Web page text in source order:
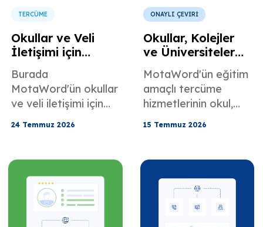
TERCÜME
Okullar ve Veli
İletişimi için
Tercümanlık
Hizmetleri
Burada
MotaWord'ün okullar
ve veli iletişimi için
öğrenebilirsiniz.
24 Temmuz 2026
ONAYLI ÇEVİRİ
Okullar, Kolejler
ve Üniversiteler
için Eğitim
Tercümanlığı
Hizmetleri
MotaWord'ün eğitim
amaçlı tercüme
hizmetlerinin okul,
olabileceğini öğrenin.
15 Temmuz 2026